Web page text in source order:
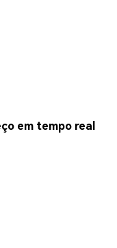
em tempo real